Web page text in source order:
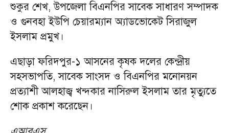
শুকুর শেখ, উপজেলা বিএনপির সাবেক সাধারণ সম্পাদক
ও গুনবহা ইউপি চেয়ারম্যান অ্যাডভোকেট সিরাজুল
ইসলাম প্রমুখ।
এছাড়া ফরিদপুর-১ আসনের কৃষক দলের কেন্দ্রীয়
সহসভাপতি, সাবেক সাংসদ ও বিএনপির মনোনয়ন
প্রত্যাশী আলহাজ্ব খন্দকার নাসিরুল ইসলাম তার মৃত্যুতে
শোক প্রকাশ করেছেন।